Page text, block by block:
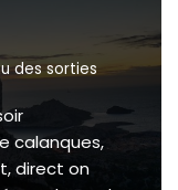
des sorties
calanques,
direct on